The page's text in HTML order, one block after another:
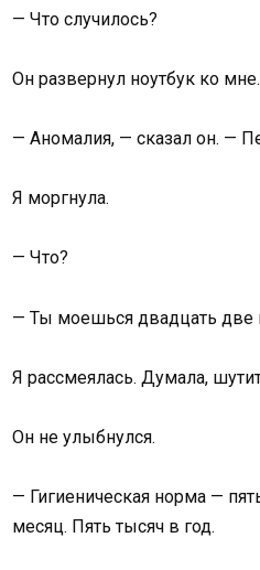
— Что случилось?
Он развернул ноутбук ко
— Аномалия, — сказал он. —
Я моргнула.
— Что?
— Ты моешься двадцать две
Я рассмеялась. Думала,
Он не улыбнулся.
— Гигиеническая норма —
месяц. Пять тысяч в год.